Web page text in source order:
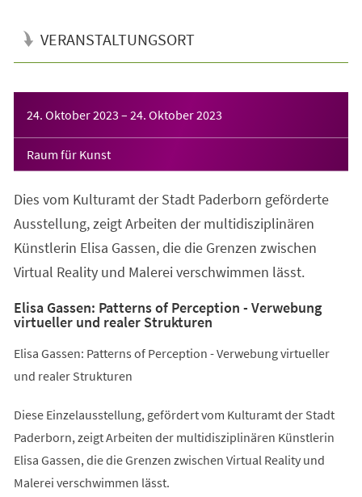
VERANSTALTUNGSORT
24. Oktober 2023 – 24. Oktober 2023
Raum für Kunst
Dies vom Kulturamt der Stadt Paderborn geförderte
Ausstellung, zeigt Arbeiten der multidisziplinären
Künstlerin Elisa Gassen, die die Grenzen zwischen
Virtual Reality und Malerei verschwimmen lässt.
Elisa Gassen: Patterns of Perception - Verwebung
virtueller und realer Strukturen
Elisa Gassen: Patterns of Perception - Verwebung virtueller
und realer Strukturen
Diese Einzelausstellung, gefördert vom Kulturamt der Stadt
Paderborn, zeigt Arbeiten der multidisziplinären Künstlerin
Elisa Gassen, die die Grenzen zwischen Virtual Reality und
Malerei verschwimmen lässt.